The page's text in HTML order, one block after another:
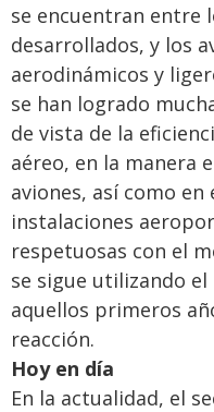
se encuentran entre
desarrollados, y los
aerodinámicos y
se han logrado
de vista de la
aéreo, en la manera
aviones, así como
instalaciones
respetuosas con el
se sigue utilizando
aquellos primeros
reacción.
Hoy en día
En la actualidad, el